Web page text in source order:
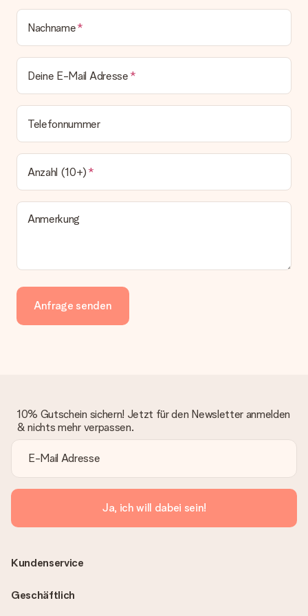
Nachname
Deine E-Mail Adresse
Telefonnummer
Anzahl (10+)
Anmerkung
Anfrage senden
10% Gutschein sichern! Jetzt für den Newsletter anmelden
& nichts mehr verpassen.
Ja, ich will dabei sein!
Kundenservice
Geschäftlich